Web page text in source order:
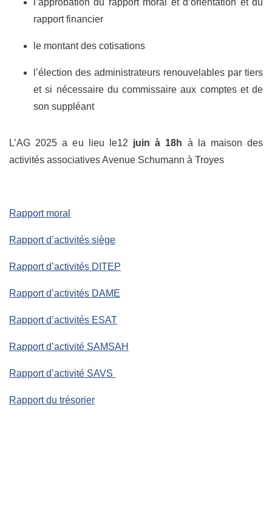
l’approbation du rapport moral et d’orientation et du
rapport financier
le montant des cotisations
l’élection des administrateurs renouvelables par tiers
et si nécessaire du commissaire aux comptes et de
son suppléant
L’AG 2025 a eu lieu le12 juin à 18h à la maison des
activités associatives Avenue Schumann à Troyes
Rapport moral
Rapport d’activités siège
Rapport d’activités DITEP
Rapport d’activités DAME
Rapport d’activités ESAT
Rapport d’activité SAMSAH
Rapport d’activité SAVS
Rapport du trésorier